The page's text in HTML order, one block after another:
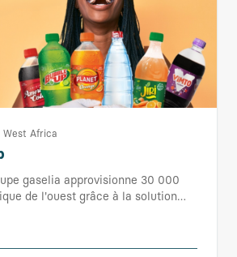
West Africa
gaselia approvisionne 30 000
de l'ouest grâce à la solution